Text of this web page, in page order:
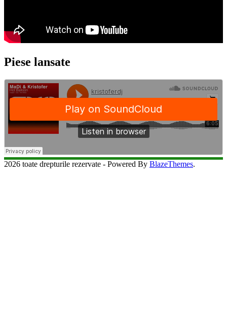
Piese lansate
2026 toate drepturile rezervate - Powered By BlazeThemes.